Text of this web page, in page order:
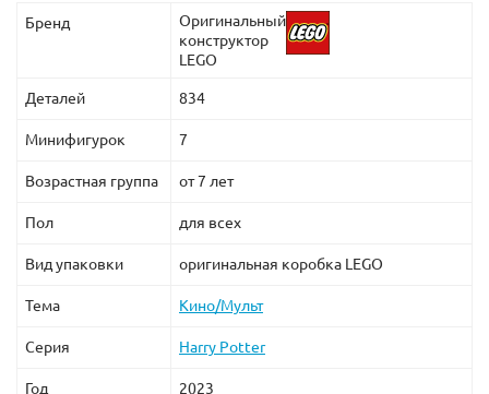
Бренд
Оригинальный
конструктор
LEGO
Деталей 834
Минифигурок 7
Возрастная группа от 7 лет
Пол для всех
Вид упаковки оригинальная коробка LEGO
Тема Кино/Мульт
Серия Harry Potter
Год 2023